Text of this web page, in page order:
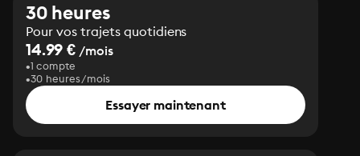
30 heures
Pour vos trajets quotidiens
14.99 € /mois
1 compte
30 heures/mois
Essayer maintenant